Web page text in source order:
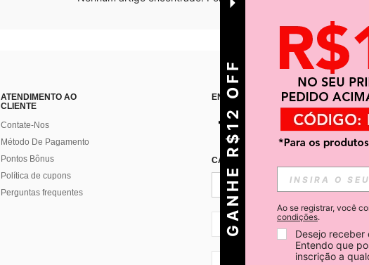
ATENDIMENTO AO
CLIENTE
Contate-Nos
Método De Pagamento
Pontos Bônus
Política de cupons
Perguntas frequentes
ENCONTRE-NOS EM
CADASTRE-SE PARA RECEBER
BR + 55
GANHE R$12 OFF Ao se registrar, você
condições.
Desejo receber
Entendo que
inscrição a